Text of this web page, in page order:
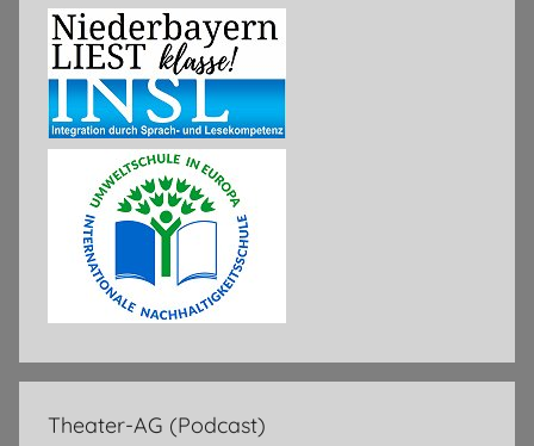
Theater-AG (Podcast)